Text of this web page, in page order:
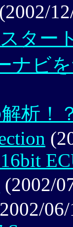
(2002/
ター
ナビ
析！
(2002/